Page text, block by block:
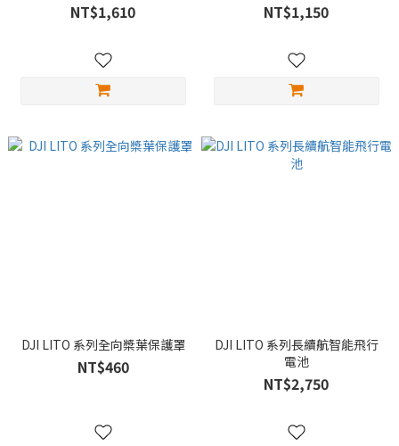
NT$1,610 NT$1,150
DJI LITO 系列全向槳葉保護罩
NT$460
DJI LITO 系列長續航智能飛行
電池
NT$2,750